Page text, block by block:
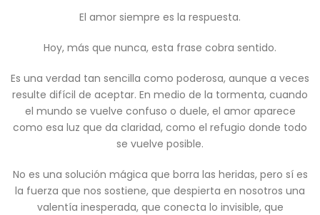
El amor siempre es la respuesta.
Hoy, más que nunca, esta frase cobra sentido.
Es una verdad tan sencilla como poderosa, aunque a veces
resulte difícil de aceptar. En medio de la tormenta, cuando
el mundo se vuelve confuso o duele, el amor aparece
como esa luz que da claridad, como el refugio donde todo
se vuelve posible.
No es una solución mágica que borra las heridas, pero sí es
la fuerza que nos sostiene, que despierta en nosotros una
valentía inesperada, que conecta lo invisible, que